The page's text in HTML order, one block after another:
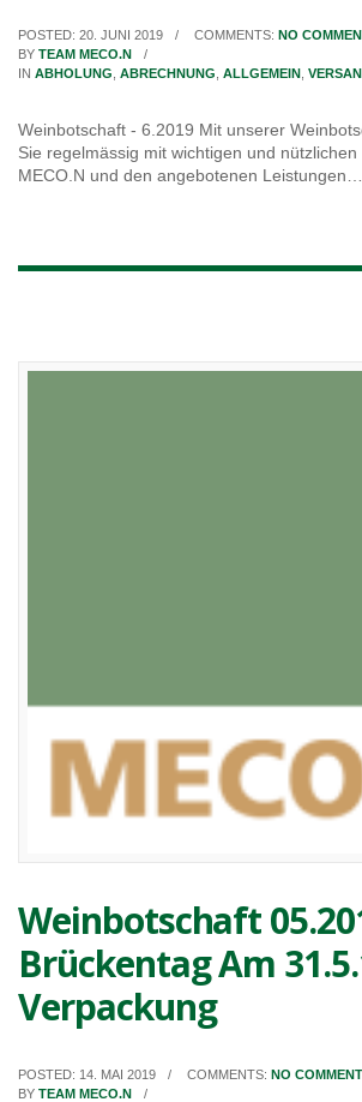
POSTED: 20. JUNI 2019 COMMENTS: NO
BY TEAM MECO.N
IN ABHOLUNG ABRECHNUNG ALLGEMEIN
Weinbotschaft - 6.2019 Mit unserer
Sie regelmässig mit wichtigen und
MECO.N und den angebotenen Leistungen…
Weinbotschaft
Brückentag Am
Verpackung
POSTED: 14. MAI 2019 COMMENTS: NO COMMENT
BY TEAM MECO.N